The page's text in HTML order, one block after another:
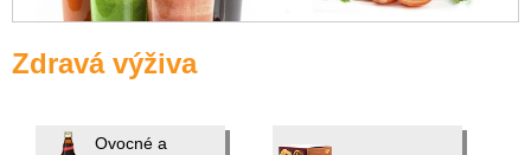
Zdravá výživa
Ovocné a